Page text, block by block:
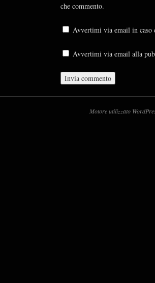
che commento.
Avvertimi via email in caso
Avvertimi via email alla
Motore utilizzato